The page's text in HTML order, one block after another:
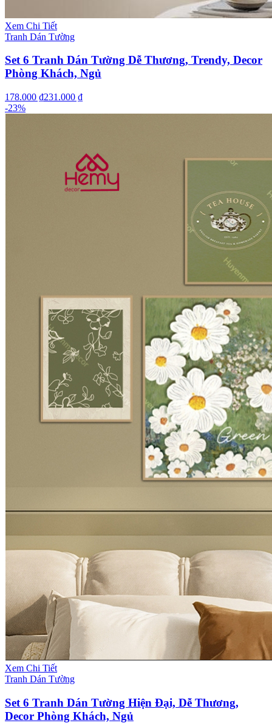
Xem Chi Tiết
Tranh Dán Tường
Set 6 Tranh Dán Tường Dễ Thương, Trendy, Decor
Phòng Khách, Ngủ
178.000 ₫231.000 ₫
-23%
Xem Chi Tiết
Tranh Dán Tường
Set 6 Tranh Dán Tường Hiện Đại, Dễ Thương,
Decor Phòng Khách, Ngủ